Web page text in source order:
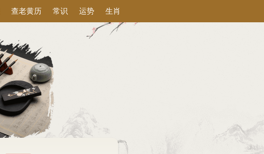
查老黄历 常识 运势 生肖